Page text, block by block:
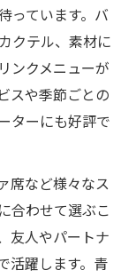
っています。バ
クテル、素材に
ンクメニューが
スや季節ごとの
ターにも好評で
席など様々なス
合わせて選ぶこ
友人やパートナ
活躍します。青